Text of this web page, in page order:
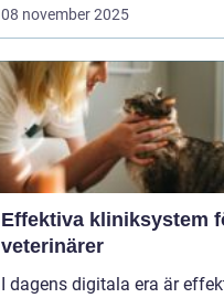
08 november 2025
Effektiva kliniksystem
veterinärer
I dagens digitala era är